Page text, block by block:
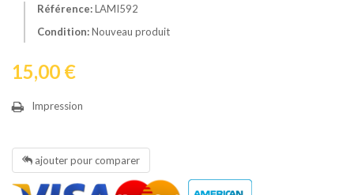
Référence:LAMI592
Condition:Nouveau produit
15,00 €
Impression
ajouter pour comparer